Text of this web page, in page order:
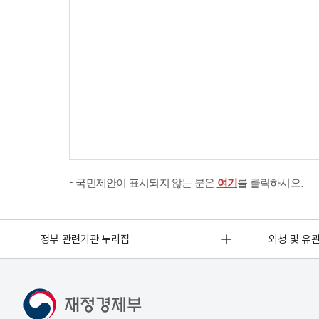
국민제안이 표시되지 않는 분은 여기를 클릭하시오.
정부 관련기관 누리집 외청 및 유